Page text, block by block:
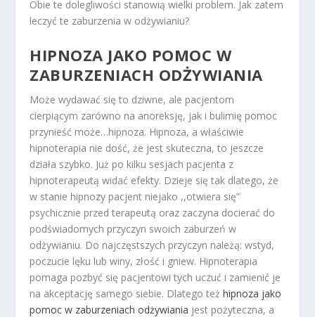
Obie te dolegliwości stanowią wielki problem. Jak zatem
leczyć te zaburzenia w odżywianiu?
HIPNOZA JAKO POMOC W
ZABURZENIACH ODŻYWIANIA
Może wydawać się to dziwne, ale pacjentom
cierpiącym zarówno na anoreksję, jak i bulimię pomoc
przynieść może…hipnoza. Hipnoza, a właściwie
hipnoterapia nie dość, że jest skuteczna, to jeszcze
działa szybko. Już po kilku sesjach pacjenta z
hipnoterapeutą widać efekty. Dzieje się tak dlatego, że
w stanie hipnozy pacjent niejako ,,otwiera się”
psychicznie przed terapeutą oraz zaczyna docierać do
podświadomych przyczyn swoich zaburzeń w
odżywianiu. Do najczęstszych przyczyn należą: wstyd,
poczucie lęku lub winy, złość i gniew. Hipnoterapia
pomaga pozbyć się pacjentowi tych uczuć i zamienić je
na akceptację samego siebie. Dlatego teżhipnoza jako
pomoc w zaburzeniach odżywiania jest pożyteczna, a